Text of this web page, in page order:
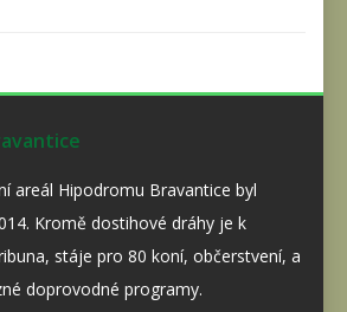
areál Hipodromu Bravantice byl
Kromě dostihové dráhy je k
stáje pro 80 koní, občerstvení, a
doprovodné programy.